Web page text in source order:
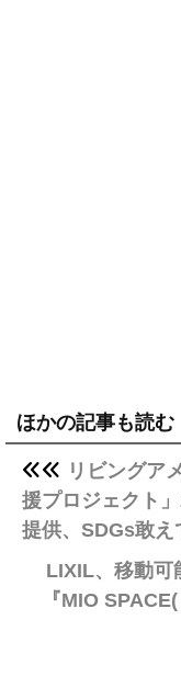
ほかの記事も読む
リビングア
援プロジェクト
提供、SDGs敢え
LIXIL、移動可
『MIO